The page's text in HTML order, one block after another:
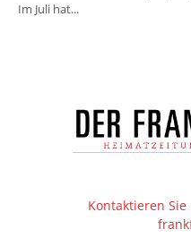
Im Juli hat...
Kontaktieren Sie